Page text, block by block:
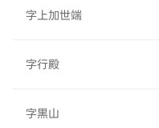
字上加世端
字行殿
字黒山